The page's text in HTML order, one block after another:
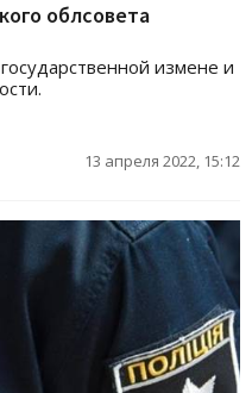
облсовета
измене и
13 апреля 2022, 15:12